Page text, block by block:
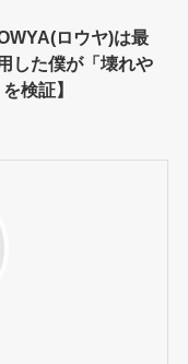
ロウヤ)は最
した僕が「壊れや
検証】